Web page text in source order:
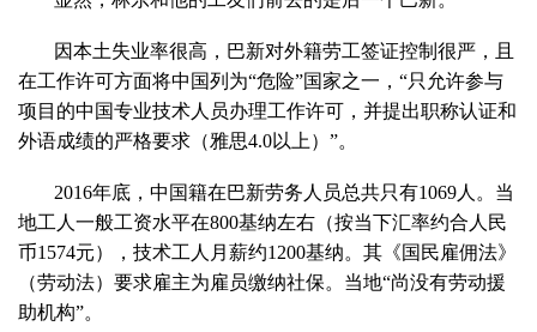
因本土失业率很高，巴新对外籍劳工签证控制很严，且
在工作许可方面将中国列为“危险”国家之一，“只允许参与
项目的中国专业技术人员办理工作许可，并提出职称认证和
外语成绩的严格要求（雅思4.0以上）”。
2016年底，中国籍在巴新劳务人员总共只有1069人。当
地工人一般工资水平在800基纳左右（按当下汇率约合人民
币1574元），技术工人月薪约1200基纳。其《国民雇佣法》
（劳动法）要求雇主为雇员缴纳社保。当地“尚没有劳动援
助机构”。